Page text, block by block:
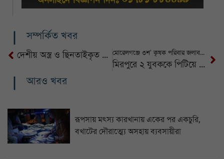
সম্পর্কিত খবর
দেশীয় অস্ত্র ও ছিনতাইকৃত মালামালসহ নগরীতে ৪ ছিনতাইকারী গ্রেফতার মোরেলগঞ্জে ৩শ’ কৃষক পরিবার জলাবদ্ধতায়
মিরপুরে ২ যুবককে পিটিয়ে হত্যা
আরও খবর
রূপসায় মৎস্য কারখানায় একের পর একচুরি,
বখাটের দৌরাত্ম্যে অসহায় ব্যবসায়ীরা